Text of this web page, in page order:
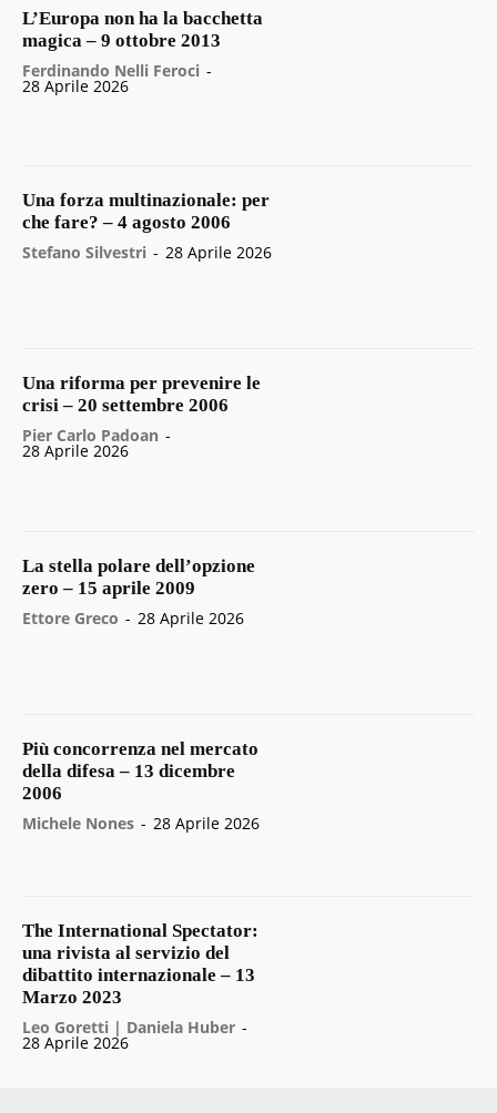
L’Europa non ha la bacchetta
magica – 9 ottobre 2013
Ferdinando Nelli Feroci -
28 Aprile 2026
Una forza multinazionale: per
che fare? – 4 agosto 2006
Stefano Silvestri - 28 Aprile 2026
Una riforma per prevenire le
crisi – 20 settembre 2006
Pier Carlo Padoan -
28 Aprile 2026
La stella polare dell’opzione
zero – 15 aprile 2009
Ettore Greco - 28 Aprile 2026
Più concorrenza nel mercato
della difesa – 13 dicembre
2006
Michele Nones - 28 Aprile 2026
The International Spectator:
una rivista al servizio del
dibattito internazionale – 13
Marzo 2023
Leo Goretti | Daniela Huber -
28 Aprile 2026